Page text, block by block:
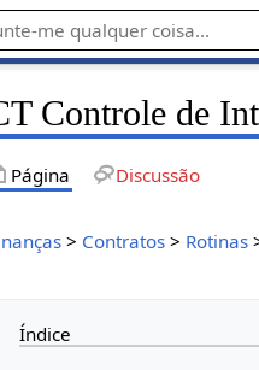
Controle de
Página Discussão
> Contratos > Rotinas
Índice